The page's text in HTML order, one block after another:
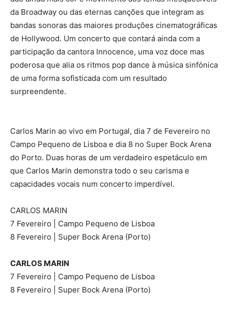
da Broadway ou das eternas canções que integram as
bandas sonoras das maiores produções cinematográficas
de Hollywood. Um concerto que contará ainda com a
participação da cantora Innocence, uma voz doce mas
poderosa que alia os ritmos pop dance à música sinfónica
de uma forma sofisticada com um resultado
surpreendente.
Carlos Marin ao vivo em Portugal, dia 7 de Fevereiro no
Campo Pequeno de Lisboa e dia 8 no Super Bock Arena
do Porto. Duas horas de um verdadeiro espetáculo em
que Carlos Marin demonstra todo o seu carisma e
capacidades vocais num concerto imperdível.
CARLOS MARIN
7 Fevereiro | Campo Pequeno de Lisboa
8 Fevereiro | Super Bock Arena (Porto)
CARLOS MARIN
7 Fevereiro | Campo Pequeno de Lisboa
8 Fevereiro | Super Bock Arena (Porto)